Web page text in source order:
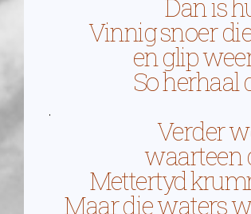
Dan is
Vinnig snoer
en glip
So herhaal
.
Verder
waarteen
Mettertyd
Maar die waters